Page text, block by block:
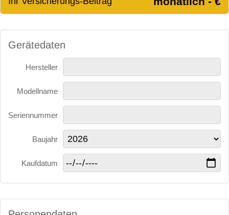
Gerätedaten
Hersteller
Modellname
Seriennummer
Baujahr
Kaufdatum